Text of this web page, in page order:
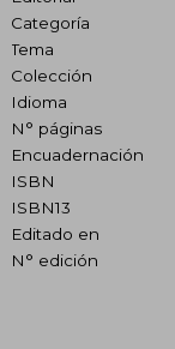
Categoría
Tema
Colección
Idioma
N° páginas
Encuadernación
ISBN
ISBN13
Editado en
N° edición